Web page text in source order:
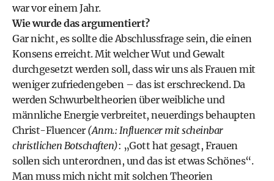
war vor einem Jahr.
Wie wurde das argumentiert?
Gar nicht, es sollte die Abschlussfrage sein, die einen
Konsens erreicht. Mit welcher Wut und Gewalt
durchgesetzt werden soll, dass wir uns als Frauen mit
weniger zufriedengeben – das ist erschreckend. Da
werden Schwurbeltheorien über weibliche und
männliche Energie verbreitet, neuerdings behaupten
Christ-Fluencer (Anm.: Influencer mit scheinbar
christlichen Botschaften): „Gott hat gesagt, Frauen
sollen sich unterordnen, und das ist etwas Schönes“.
Man muss mich nicht mit solchen Theorien